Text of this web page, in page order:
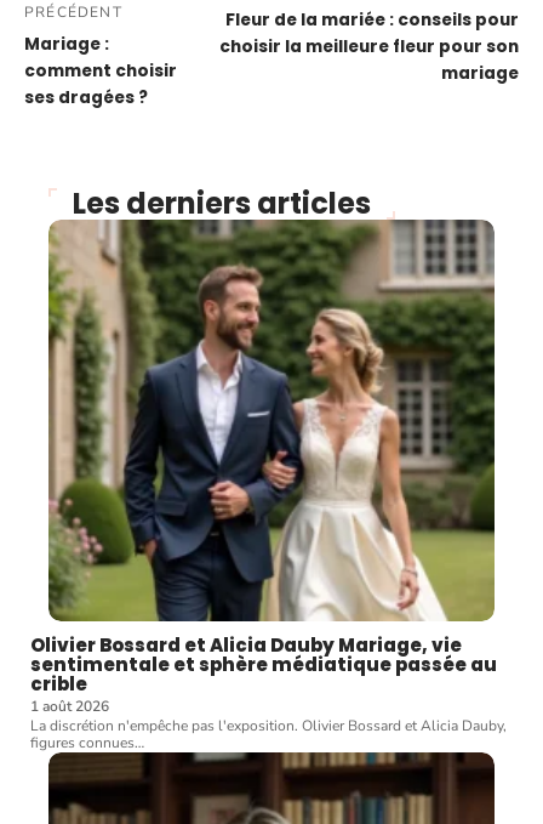
PRÉCÉDENT
Mariage :
comment choisir
ses dragées ?
Fleur de la mariée : conseils pour
choisir la meilleure fleur pour son
mariage
Les derniers articles
Olivier Bossard et Alicia Dauby Mariage, vie
sentimentale et sphère médiatique passée au
crible
1 août 2026
La discrétion n'empêche pas l'exposition. Olivier Bossard et Alicia Dauby,
figures connues…